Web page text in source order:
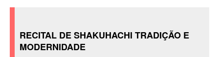
RECITAL DE SHAKUHACHI TRADIÇÃO E
MODERNIDADE